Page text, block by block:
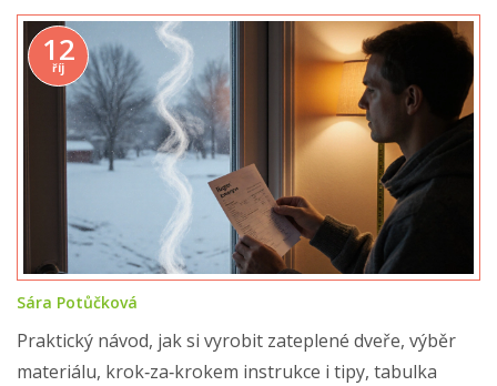
12
říj
Sára Potůčková
Praktický návod, jak si vyrobit zateplené dveře, výběr
materiálu, krok‑za‑krokem instrukce i tipy, tabulka